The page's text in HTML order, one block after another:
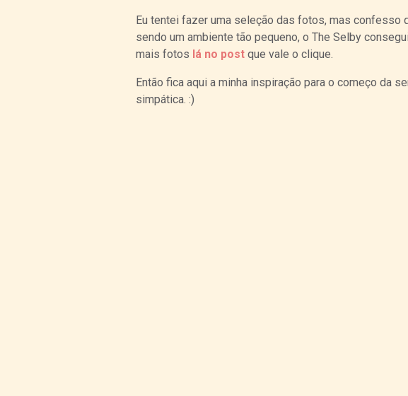
Eu tentei fazer uma seleção das fotos, mas confesso
sendo um ambiente tão pequeno, o The Selby
mais fotos lá no post que vale o clique.
Então fica aqui a minha inspiração para o começo da
simpática. :)